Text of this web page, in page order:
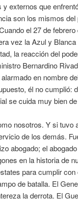
externos que
son los mismos
el 27 de
vez la Azul y
la reacción del
Bernardino
en nombre
él no cumplió:
se cuida muy bien
nosotros. Y si tuvo
de los demás.
abogado; el
en la historia de
para cumplir
de batalla. El
la derrota. El